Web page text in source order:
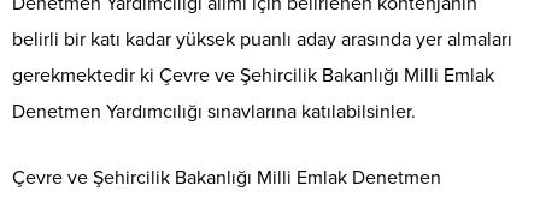
belirli bir katı kadar yüksek puanlı aday arasında yer almaları
gerekmektedir ki Çevre ve Şehircilik Bakanlığı Milli Emlak
Denetmen Yardımcılığı sınavlarına katılabilsinler.
Çevre ve Şehircilik Bakanlığı Milli Emlak Denetmen